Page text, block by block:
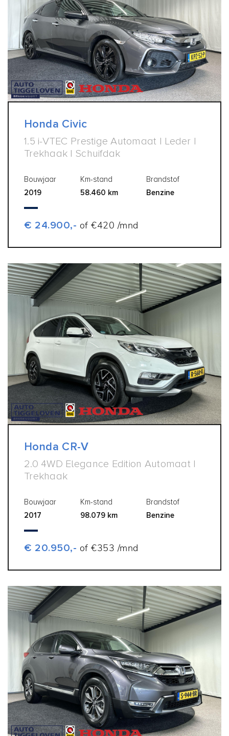
Honda Civic
1.5 i-VTEC Prestige Automaat | Leder |
Trekhaak | Schuifdak
Bouwjaar
2019
Km-stand
58.460 km
Brandstof
Benzine
€ 24.900,- of €420 /mnd
Honda CR-V
2.0 4WD Elegance Edition Automaat |
Trekhaak
Bouwjaar
2017
Km-stand
98.079 km
Brandstof
Benzine
€ 20.950,- of €353 /mnd